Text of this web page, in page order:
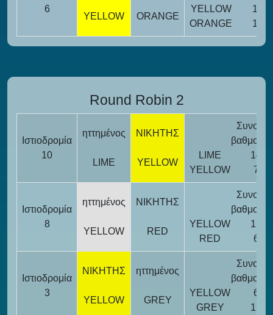
6
YELLOW ORANGE
YELLOW
10
ORANGE
11
Round Robin 2
Ιστιοδρομία
10
ηττημένος
LIME
ΝΙΚΗΤΗΣ
YELLOW
LIME
14
YELLOW
7
Ιστιοδρομία
8
ηττημένος
YELLOW
ΝΙΚΗΤΗΣ
RED
YELLOW
15
RED
6
Ιστιοδρομία
3
ΝΙΚΗΤΗΣ
YELLOW
ηττημένος
GREY
YELLOW
6
GREY
15